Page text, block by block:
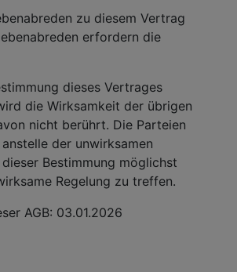
zu diesem Vertrag
erfordern die
dieses Vertrages
die Wirksamkeit der übrigen
nicht berührt. Die Parteien
der unwirksamen
Bestimmung möglichst
Regelung zu treffen.
AGB: 03.01.2026